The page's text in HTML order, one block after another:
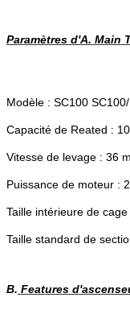
Paramètres d'A. Main
Modèle : SC100
Capacité de Reated :
Vitesse de levage : 36
Puissance de moteur :
Taille intérieure de
Taille standard de
B. Features